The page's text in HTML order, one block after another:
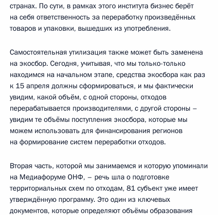
странах. По сути, в рамках этого института бизнес берёт
на себя ответственность за переработку произведённых
товаров и упаковки, вышедших из употребления.
Самостоятельная утилизация также может быть заменена
на экосбор. Сегодня, учитывая, что мы только-только
находимся на начальном этапе, средства экосбора как раз
к 15 апреля должны сформироваться, и мы фактически
увидим, какой объём, с одной стороны, отходов
перерабатывается производителями, с другой стороны –
увидим те объёмы поступления экосбора, которые мы
можем использовать для финансирования регионов
на формирование систем переработки отходов.
Вторая часть, которой мы занимаемся и которую упоминали
на Медиафоруме ОНФ, – речь шла о подготовке
территориальных схем по отходам, 81 субъект уже имеет
утверждённую программу. Это один из ключевых
документов, которые определяют объёмы образования